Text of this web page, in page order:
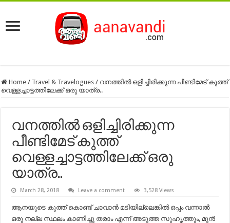
Home / Travel & Travelogues / വനത്തിൽ ഒളിച്ചിരിക്കുന്ന പീണ്ടിമേട്‌ കുത്ത്
വെള്ളച്ചാട്ടത്തിലേക്ക് ഒരു യാത്ര..
വനത്തിൽ ഒളിച്ചിരിക്കുന്ന
പീണ്ടിമേട്‌ കുത്ത്
വെള്ളച്ചാട്ടത്തിലേക്ക് ഒരു
യാത്ര..
March 28, 2018 Leave a comment 3,528 Views
ആനയുടെ കുത്ത് കൊണ്ട് ചാവാൻ മടിയില്ലെങ്കിൽ ഒപ്പം വന്നാൽ
ഒരു നല്ല സ്ഥലം കാണിച്ചു തരാം എന്ന് അടുത്ത സുഹൃത്തും, മുൻ